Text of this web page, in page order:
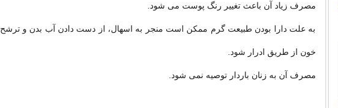
مصرف زیاد آن باعث تغییر رنگ پوست می شود.
به علت دارا بودن طبیعت گرم ممکن است منجر به اسهال، از دست دادن آب بدن و ترشح
خون از طریق ادرار شود.
مصرف آن به زنان باردار توصیه نمی شود.